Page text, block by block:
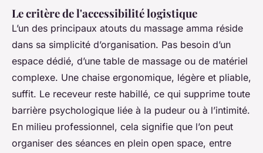
Le critère de l'accessibilité logistique
L’un des principaux atouts du massage amma réside
dans sa simplicité d’organisation. Pas besoin d’un
espace dédié, d’une table de massage ou de matériel
complexe. Une chaise ergonomique, légère et pliable,
suffit. Le receveur reste habillé, ce qui supprime toute
barrière psychologique liée à la pudeur ou à l’intimité.
En milieu professionnel, cela signifie que l’on peut
organiser des séances en plein open space, entre